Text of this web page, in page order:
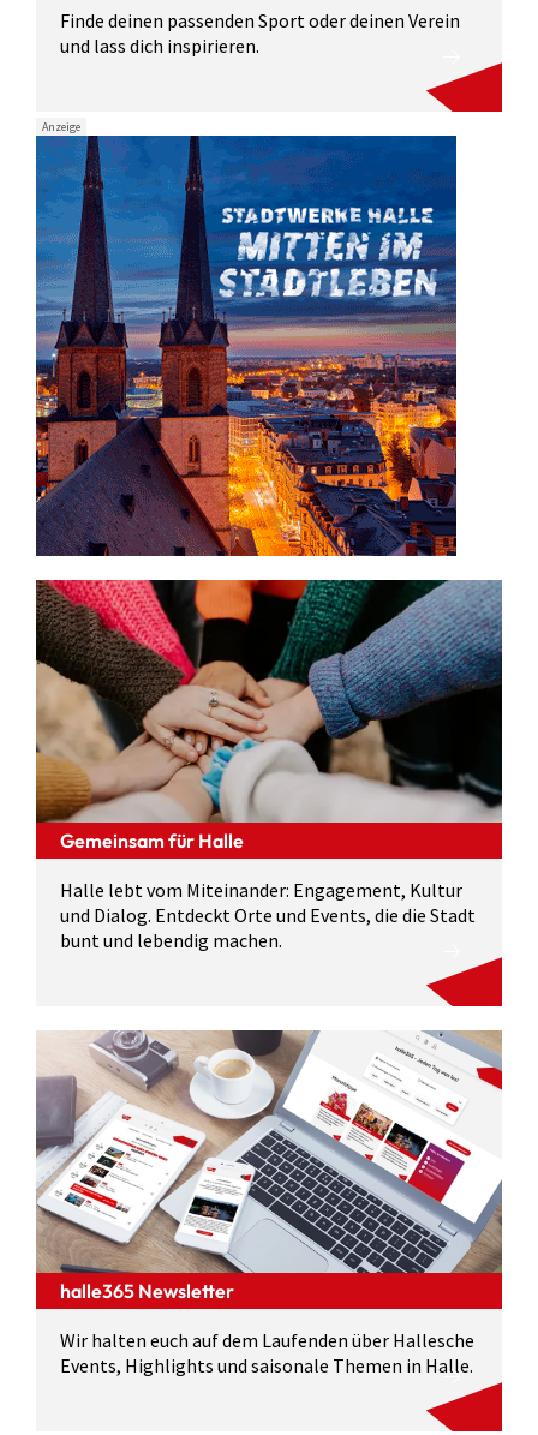
Finde deinen passenden Sport oder deinen Verein
und lass dich inspirieren.
Anzeige
Gemeinsam für Halle
Halle lebt vom Miteinander: Engagement, Kultur
und Dialog. Entdeckt Orte und Events, die die Stadt
bunt und lebendig machen.
halle365 Newsletter
Wir halten euch auf dem Laufenden über Hallesche
Events, Highlights und saisonale Themen in Halle.